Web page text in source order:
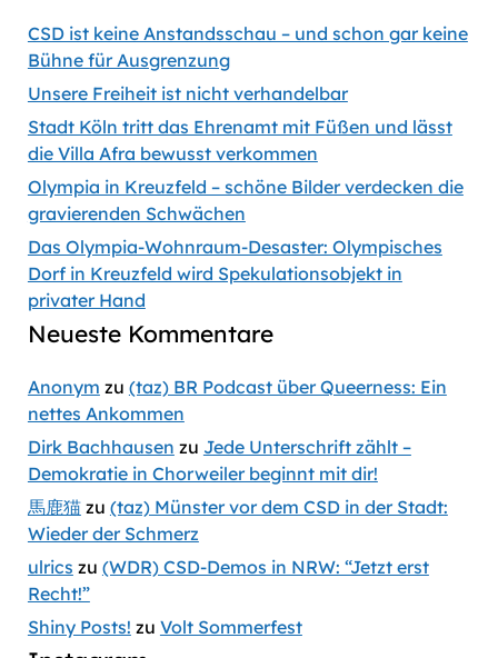
CSD ist keine Anstandsschau – und schon gar keine
Bühne für Ausgrenzung
Unsere Freiheit ist nicht verhandelbar
Stadt Köln tritt das Ehrenamt mit Füßen und lässt
die Villa Afra bewusst verkommen
Olympia in Kreuzfeld – schöne Bilder verdecken die
gravierenden Schwächen
Das Olympia-Wohnraum-Desaster: Olympisches
Dorf in Kreuzfeld wird Spekulationsobjekt in
privater Hand
Neueste Kommentare
Anonym zu (taz) BR Podcast über Queerness: Ein
nettes Ankommen
Dirk Bachhausen zu Jede Unterschrift zählt –
Demokratie in Chorweiler beginnt mit dir!
馬鹿猫zu (taz) Münster vor dem CSD in der Stadt:
Wieder der Schmerz
ulrics zu (WDR) CSD-Demos in NRW: “Jetzt erst
Recht!”
Shiny Posts! zu Volt Sommerfest